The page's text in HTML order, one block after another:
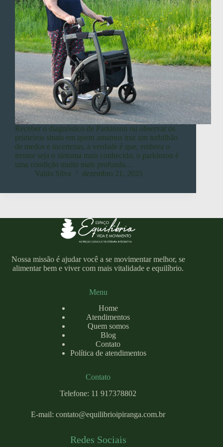
Receber o diagnóstico de Parkinson ou observar os
primeiros sinais em quem amamos traz um turbilhão
de medos e incertezas. a verdade é que, embora o
tremor seja o sintoma mais conhecido, o parkinson é
uma condição muito mais profunda…
Valdo Silva
dezembro 21, 2025
Nossa missão é ajudar você a se movimentar melhor, se
alimentar bem e viver com mais vitalidade e equilíbrio.
Menu
Home
Atendimentos
Quem somos
Blog
Contato
Política de atendimentos
Contato
Telefone: 11 917378802
E-mail:contato@equilibrioipiranga.com.br
Redes Sociais